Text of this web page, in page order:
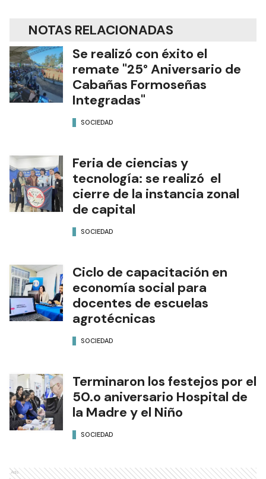
NOTAS RELACIONADAS
Se realizó con éxito el
remate "25° Aniversario de
Cabañas Formoseñas
Integradas"
SOCIEDAD
Feria de ciencias y
tecnología: se realizó el
cierre de la instancia zonal
de capital
SOCIEDAD
Ciclo de capacitación en
economía social para
docentes de escuelas
agrotécnicas
SOCIEDAD
Terminaron los festejos por el
50.o aniversario Hospital de
la Madre y el Niño
SOCIEDAD
Ads